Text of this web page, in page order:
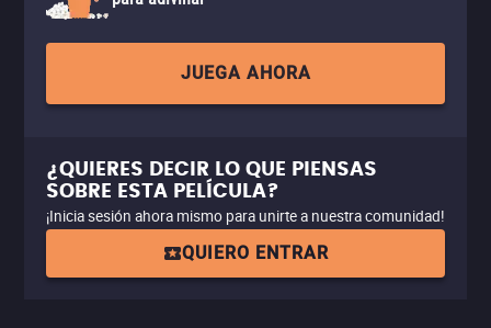
JUEGA AHORA
¿QUIERES DECIR LO QUE PIENSAS
SOBRE ESTA PELÍCULA?
¡Inicia sesión ahora mismo para unirte a nuestra comunidad!
QUIERO ENTRAR